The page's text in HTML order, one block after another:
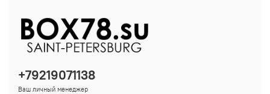
+79219071138
Ваш личный менеджер